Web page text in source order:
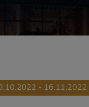
- 16.11.2022